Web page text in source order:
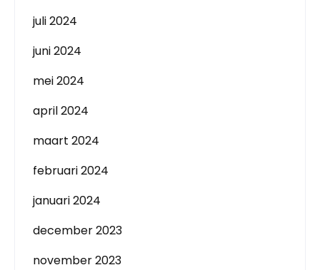
juli 2024
juni 2024
mei 2024
april 2024
maart 2024
februari 2024
januari 2024
december 2023
november 2023